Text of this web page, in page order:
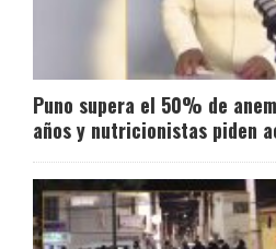
Puno supera el 50% de
años y nutricionistas piden